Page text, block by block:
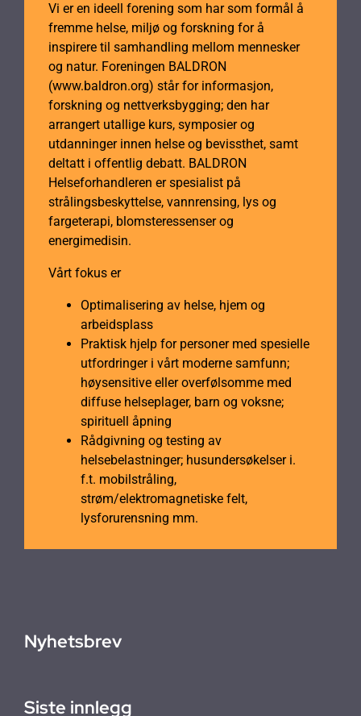
Vi er en ideell forening som har som formål å
fremme helse, miljø og forskning for å
inspirere til samhandling mellom mennesker
og natur. Foreningen BALDRON
(www.baldron.org) står for informasjon,
forskning og nettverksbygging; den har
arrangert utallige kurs, symposier og
utdanninger innen helse og bevissthet, samt
deltatt i offentlig debatt. BALDRON
Helseforhandleren er spesialist på
strålingsbeskyttelse, vannrensing, lys og
fargeterapi, blomsteressenser og
energimedisin.
Vårt fokus er
Optimalisering av helse, hjem og
arbeidsplass
Praktisk hjelp for personer med spesielle
utfordringer i vårt moderne samfunn;
høysensitive eller overfølsomme med
diffuse helseplager, barn og voksne;
spirituell åpning
Rådgivning og testing av
helsebelastninger; husundersøkelser i.
f.t. mobilstråling,
strøm/elektromagnetiske felt,
lysforurensning mm.
Nyhetsbrev
Siste innlegg